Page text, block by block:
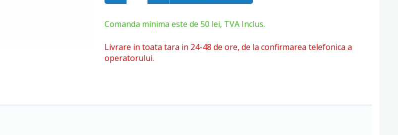
Comanda minima este de 50 lei, TVA Inclus.
Livrare in toata tara in 24-48 de ore, de la confirmarea telefonica a
operatorului.